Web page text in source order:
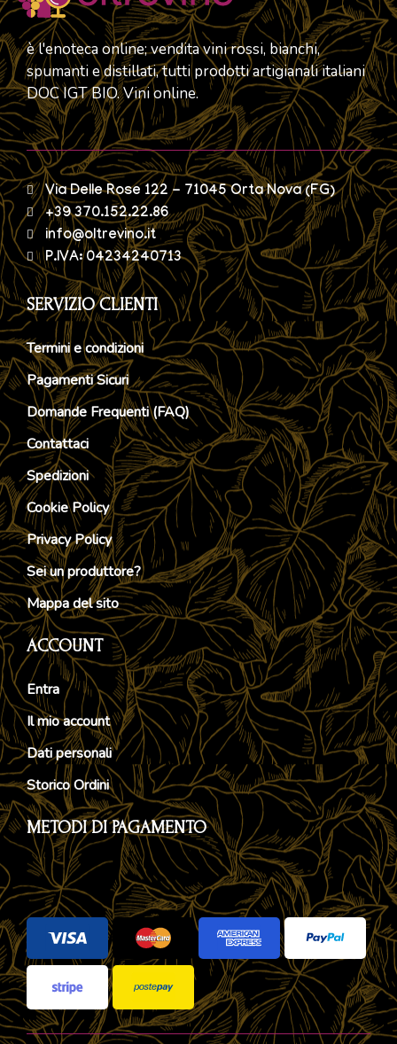
è l'enoteca online; vendita vini rossi, bianchi,
spumanti e distillati, tutti prodotti artigianali italiani
DOC IGT BIO. Vini online.
Via Delle Rose 122 - 71045 Orta Nova (FG)
+39 370.152.22.86
info@oltrevino.it
P.IVA: 04234240713
SERVIZIO CLIENTI
Termini e condizioni
Pagamenti Sicuri
Domande Frequenti (FAQ)
Contattaci
Spedizioni
Cookie Policy
Privacy Policy
Sei un produttore?
Mappa del sito
ACCOUNT
Entra
Il mio account
Dati personali
Storico Ordini
METODI DI PAGAMENTO